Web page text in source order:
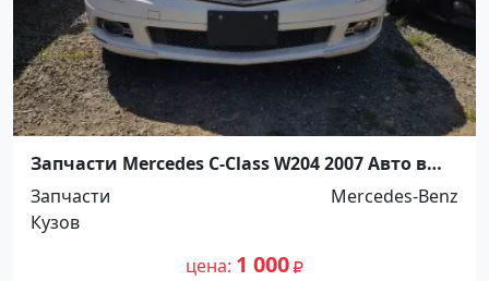
Запчасти Mercedes C-Class W204 2007 Авто в
разборе Армавир
Запчасти
Mercedes-Benz
Кузов
цена 1 000